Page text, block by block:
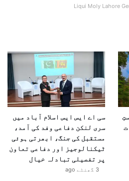
Liqui Moly Lahore
سی اے ایس ایس اسلام آباد میں
سری لنکن دفاعی وفد کی آمد،
مستقبل کی جنگ، ابھرتی ہوئی
ٹیکنالوجیز اور دفاعی تعاون
پر تفصیلی تبادلہ خیال
3 گھنٹے ago